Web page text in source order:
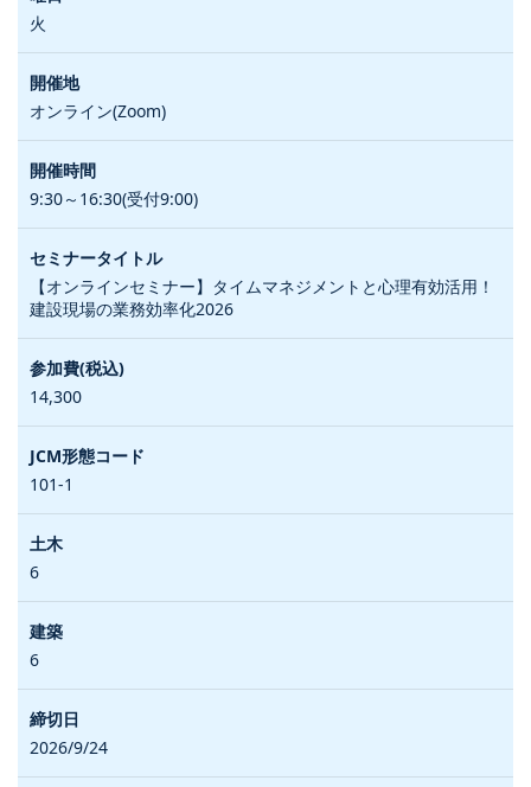
火
オンライン(Zoom)
9:30～16:30(受付9:00)
【オンラインセミナー】タイムマネジメントと心理有効活用！
建設現場の業務効率化2026
14,300
101-1
6
6
2026/9/24